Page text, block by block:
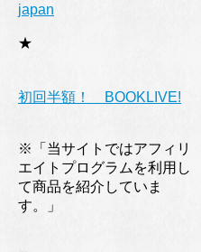
japan
★
初回半額！ BOOKLIVE!
※「当サイトではアフィリ
エイトプログラムを利用し
て商品を紹介していま
す。」